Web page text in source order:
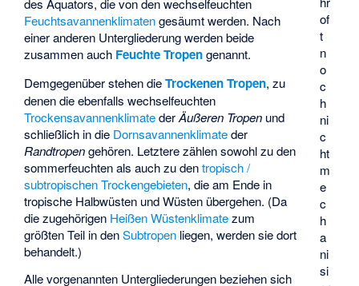
of
t
n
o
c
h
ni
c
ht
m
e
c
h
a
ni
si
des Äquators, die von den wechselfeuchten
Feuchtsavannenklimatengesäumt werden. Nach
einer anderen Untergliederung werden beide
zusammen auch Feuchte Tropengenannt.
Demgegenüber stehen dieTrockenen Tropen, zu
denen die ebenfalls wechselfeuchten
TrockensavannenklimatederÄußeren Tropen und
schließlich in die Dornsavannenklimateder
Randtropengehören. Letztere zählen sowohl zu den
sommerfeuchten als auch zu dentropisch /
subtropischen Trockengebieten, die am Ende in
tropische Halbwüsten und Wüsten übergehen. (Da
die zugehörigen Heißen Wüstenklimatezum
größten Teil in denSubtropen liegen, werden sie dort
behandelt.)
Alle vorgenannten Untergliederungen beziehen sich